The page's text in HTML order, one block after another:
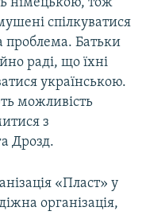
німецькою, тож
спілкуватися
проблема. Батьки
раді, що їхні
українською.
можливість
з
Дрозд.
«Пласт» у
організація,